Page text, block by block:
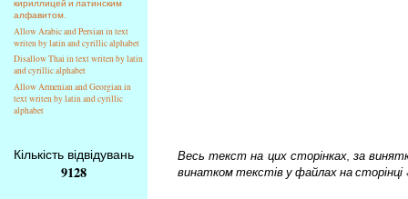
кириллицей и латинским
алфавитом.
Allow Arabic and Persian in text
writen by latin and cyrillic alphabet
Disallow Thai in text writen by latin
and cyrillic alphabet
Allow Armenian and Georgian in
text writen by latin and cyrillic
alphabet
Кількість відвідувань
9128
Весь текст на цих сторінках, за
винатком текстів у файлах на